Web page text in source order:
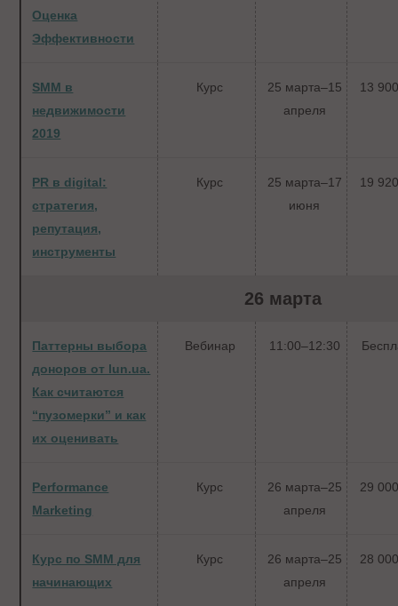
Оценка
Эффективности
SMM в
недвижимости
2019
Курс
25 марта–15
апреля
13
PR в digital:
стратегия,
репутация,
инструменты
Курс
25 марта–17
июня
19
26 марта
Паттерны выбора
доноров от lun.ua.
Как считаются
“пузомерки” и как
их оценивать
Вебинар 11:00–12:30
Performance
Marketing
Курс
26 марта–25
апреля
29
Курс по SMM для
начинающих
Курс
26 марта–25
апреля
28